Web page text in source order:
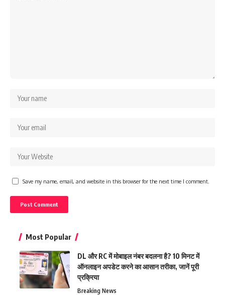
Save my name, email, and website in this browser for the next time I comment.
Most Popular
DL और RC में मोबाइल नंबर बदलना है? 10 मिनट में
ऑनलाइन अपडेट करने का आसान तरीका, जानें पूरी
प्रक्रिया
Breaking News